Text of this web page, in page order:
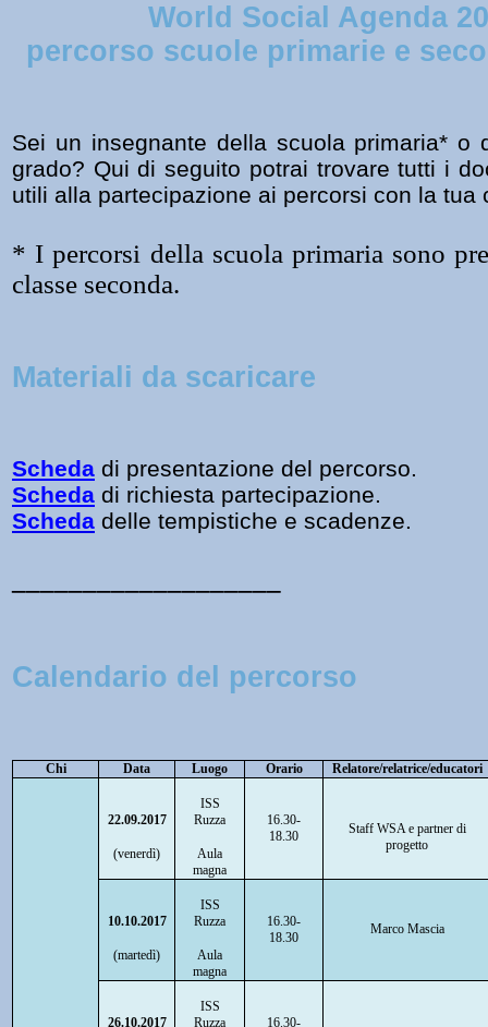
World Social Agenda
percorso scuole primarie e
Sei un insegnante della scuola primaria* o
grado? Qui di seguito potrai trovare tutti i
utili alla partecipazione ai percorsi con la tua
* I percorsi della scuola primaria sono
classe seconda.
Materiali da scaricare
Scheda di presentazione del percorso.
Scheda di richiesta partecipazione.
Scheda delle tempistiche e scadenze.
Calendario del percorso
Chi Data Luogo Orario Relatore/relatrice/educatori
22.09.2017
(venerdì)
ISS
Ruzza
Aula
magna
16.30-
18.30
Staff WSA e partner di
progetto
10.10.2017
(martedì)
ISS
Ruzza
Aula
magna
16.30-
18.30
Marco Mascia
26.10.2017
ISS
Ruzza
16.30-